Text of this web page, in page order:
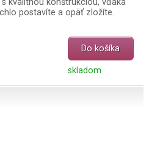
postavíte a opäť zložíte.
Do košíka
skladom